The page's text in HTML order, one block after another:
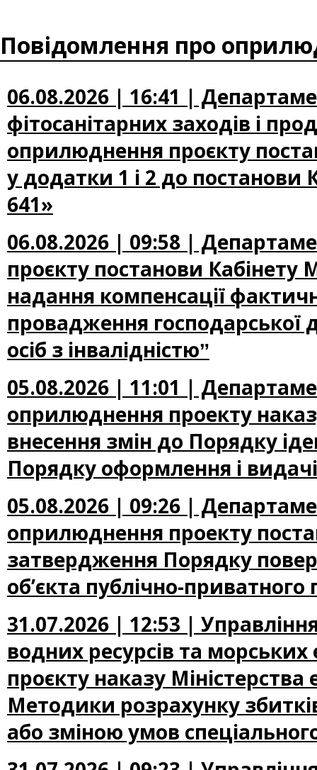
Повідомлення про
06.08.2026 | 16:41 |
фітосанітарних заходів і
оприлюднення проєкту
у додатки 1 і 2 до постанови
641»
06.08.2026 | 09:58 |
проєкту постанови Кабінету
надання компенсації
провадження господарської
осіб з інвалідністюˮ
05.08.2026 | 11:01 |
оприлюднення проекту
внесення змін до Порядку
Порядку оформлення і
05.08.2026 | 09:26 |
оприлюднення проекту
затвердження Порядку
об’єкта публічно-приватного
31.07.2026 | 12:53 |
водних ресурсів та
проєкту наказу
Методики розрахунку
або зміною умов